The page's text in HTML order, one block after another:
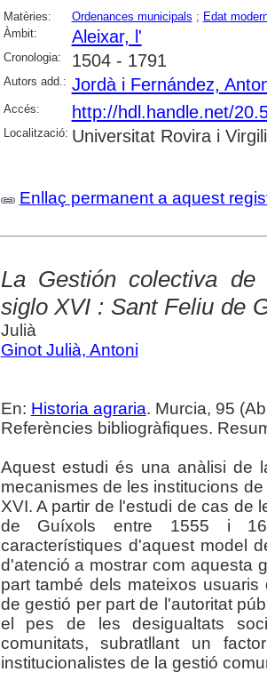
Matèries: Ordenances municipals ; Edat
Àmbit:
Aleixar, l'
Cronologia: 1504 - 1791
Autors add.: Jordà i Fernández,
Accés: http://hdl.handle.net/
Localització: Universitat Rovira i Virgili
Enllaç permanent a aquest
La Gestión colectiva
siglo XVI : Sant Feliu de
Julià
Ginot Julià, Antoni
En: Historia agraria. Murcia, 95
Referències bibliogràfiques.
Aquest estudi és una anàlisi de
mecanismes de les institucions
XVI. A partir de l'estudi de cas de
de Guíxols entre 1555 i
característiques d'aquest model
d'atenció a mostrar com aquesta
part també dels mateixos
de gestió per part de l'autoritat
el pes de les desigualtats
comunitats, subratllant un
institucionalistes de la gestió